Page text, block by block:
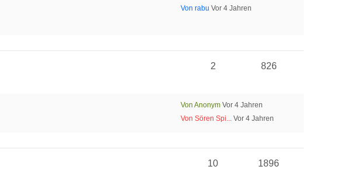
Von rabu Vor 4 Jahren
826
2
Von Anonym Vor 4 Jahren
Von Sören Spi... Vor 4 Jahren
1896
10